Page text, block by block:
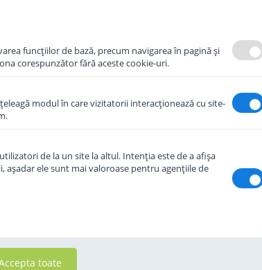
la 4 luni 200 g
16,00 Lei
luni 320 g
17,50 Lei
funcţiilor de bază, precum navigarea în pagină şi
corespunzător fără aceste cookie-uri.
modul în care vizitatorii interacţionează cu site-
de la un site la altul. Intenţia este de a afişa
ele sunt mai valoroase pentru agenţiile de
toate